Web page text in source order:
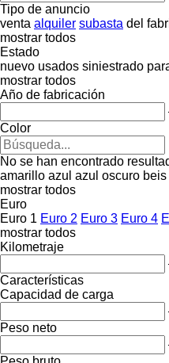
Tipo de anuncio
venta alquiler subasta del
mostrar todos
Estado
nuevo usados siniestrado
mostrar todos
Año de fabricación
Color
No se han encontrado
amarillo azul azul oscuro beis
mostrar todos
Euro
Euro 1 Euro 2 Euro 3 Euro 4
mostrar todos
Kilometraje
Características
Capacidad de carga
Peso neto